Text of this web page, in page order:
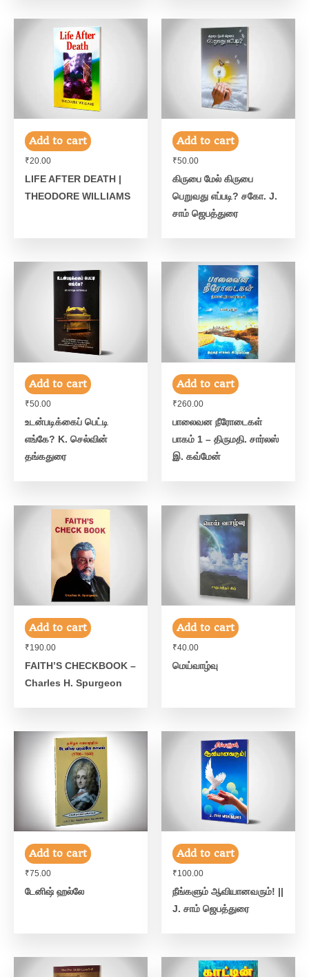
Add to cart
₹20.00
LIFE AFTER DEATH |
THEODORE WILLIAMS
Add to cart
₹50.00
கிருபை மேல் கிருபை
பெறுவது எப்படி? சகோ. J.
சாம் ஜெபத்துரை
Add to cart
₹50.00
உடன்படிக்கைப் பெட்டி
எங்கே? K. செல்வின்
தங்கதுரை
Add to cart
₹260.00
பாலைவன நீரோடைகள்
பாகம் 1 – திருமதி. சார்லஸ்
இ. கவ்மேன்
Add to cart
₹190.00
FAITH’S CHECKBOOK –
Charles H. Spurgeon
Add to cart
₹40.00
மெய்வாழ்வு
Add to cart
₹75.00
டேனிஷ் ஹல்லே
Add to cart
₹100.00
நீங்களும் ஆவியானவரும்! ||
J. சாம் ஜெபத்துரை